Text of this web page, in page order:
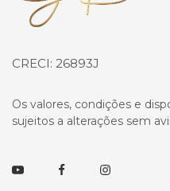
CRECI: 26893J
Os valores, condições e
sujeitos a alterações sem
YoutubeFacebookInstagram